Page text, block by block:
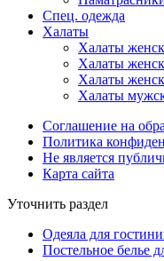
Спец. одежда
Халаты
Халаты
Халаты
Халаты
Халаты
Соглашение на
Политика
Не является
Карта сайта
Уточнить раздел
Одеяла для
Постельное белье